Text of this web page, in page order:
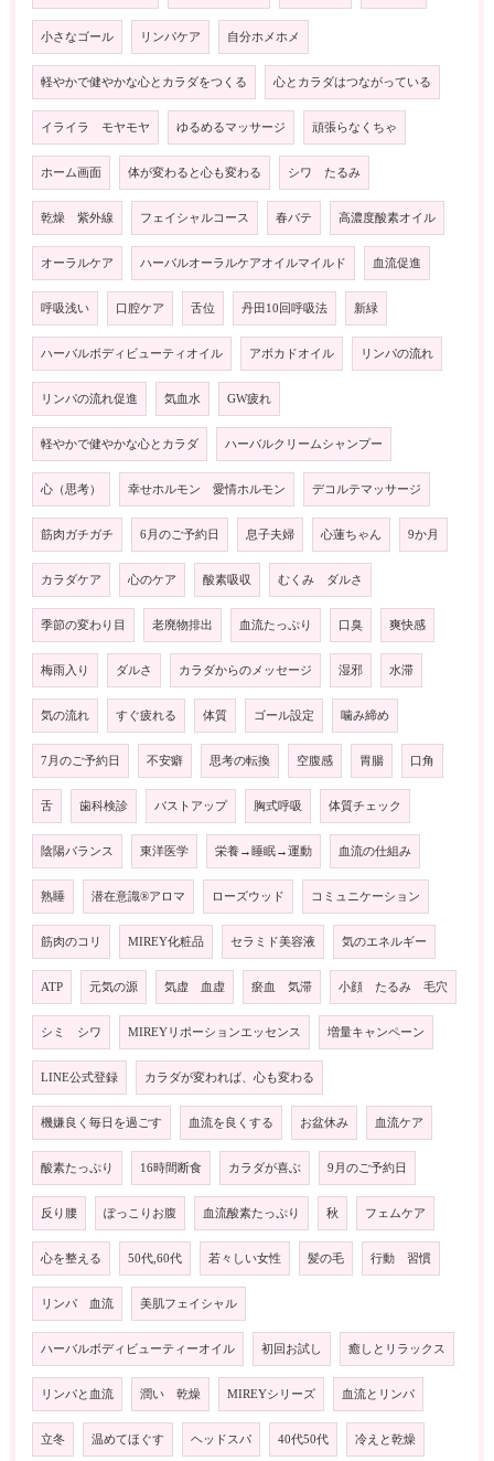
小さなゴール リンパケア 自分ホメホメ
軽やかで健やかな心とカラダをつくる 心とカラダはつながっている
イライラ モヤモヤ ゆるめるマッサージ 頑張らなくちゃ
ホーム画面 体が変わると心も変わる シワ たるみ
乾燥 紫外線 フェイシャルコース 春バテ 高濃度酸素オイル
オーラルケア ハーバルオーラルケアオイルマイルド 血流促進
呼吸浅い 口腔ケア 舌位 丹田10回呼吸法 新緑
ハーバルボディビューティオイル アボカドオイル リンパの流れ
リンパの流れ促進 気血水 GW疲れ
軽やかで健やかな心とカラダ ハーバルクリームシャンプー
心（思考） 幸せホルモン 愛情ホルモン デコルテマッサージ
筋肉ガチガチ 6月のご予約日 息子夫婦 心蓮ちゃん 9か月
カラダケア 心のケア 酸素吸収 むくみ ダルさ
季節の変わり目 老廃物排出 血流たっぷり 口臭 爽快感
梅雨入り ダルさ カラダからのメッセージ 湿邪 水滞
気の流れ すぐ疲れる 体質 ゴール設定 噛み締め
7月のご予約日 不安癖 思考の転換 空腹感 胃腸 口角
舌 歯科検診 バストアップ 胸式呼吸 体質チェック
陰陽バランス 東洋医学 栄養→睡眠→運動 血流の仕組み
熟睡 潜在意識®️アロマ ローズウッド コミュニケーション
筋肉のコリ MIREY化粧品 セラミド美容液 気のエネルギー
ATP 元気の源 気虚 血虚 瘀血 気滞 小顔 たるみ 毛穴
シミ シワ MIREYリポーションエッセンス 増量キャンペーン
LINE公式登録 カラダが変われば、心も変わる
機嫌良く毎日を過ごす 血流を良くする お盆休み 血流ケア
酸素たっぷり 16時間断食 カラダが喜ぶ 9月のご予約日
反り腰 ぽっこりお腹 血流酸素たっぷり 秋 フェムケア
心を整える 50代,60代 若々しい女性 髪の毛 行動 習慣
リンパ 血流 美肌フェイシャル
ハーバルボディビューティーオイル 初回お試し 癒しとリラックス
リンパと血流 潤い 乾燥 MIREYシリーズ 血流とリンパ
立冬 温めてほぐす ヘッドスパ 40代50代 冷えと乾燥